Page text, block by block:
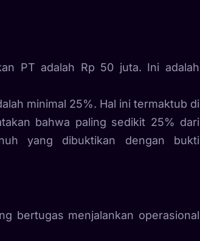
PT adalah Rp 50 juta. Ini adalah
minimal 25%. Hal ini termaktub di
bahwa paling sedikit 25% dari
yang dibuktikan dengan bukti
bertugas menjalankan operasional